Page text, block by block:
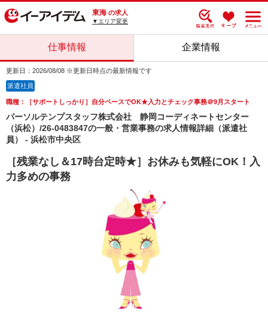
東海 の求人
▼エリア変更
仕事情報 企業情報
更新日：2026/08/08 ※更新日時点の最新情報です
派遣社員
職種：［サポートしっかり］自分ペースでOK★入力とチェック事務＠9月スタート
パーソルテンプスタッフ株式会社 静岡コーディネートセンター
（浜松）/26-0483847の一般・営業事務の求人情報詳細（派遣社
員） - 浜松市中央区
［残業なし＆17時台定時★］お休みも気軽にOK！入
力多めの事務